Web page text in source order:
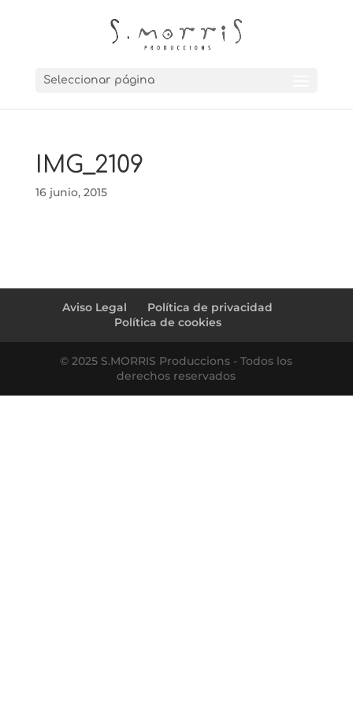
Seleccionar página
IMG_2109
16 junio, 2015
Aviso Legal
Política de privacidad
Política de cookies
© 2025 S.MORRIS Produccions - Todos los
derechos reservados